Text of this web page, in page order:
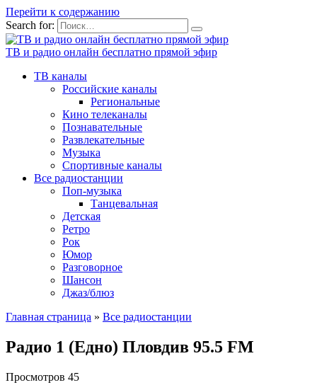
Перейти к содержанию
Search for:
ТВ и радио онлайн бесплатно прямой эфир
ТВ каналы
Российские каналы
Региональные
Кино телеканалы
Познавательные
Развлекательные
Музыка
Спортивные каналы
Все радиостанции
Поп-музыка
Танцевальная
Детская
Ретро
Рок
Юмор
Разговорное
Шансон
Джаз/блюз
Главная страница » Все радиостанции
Радио 1 (Едно) Пловдив 95.5 FM
Просмотров 45